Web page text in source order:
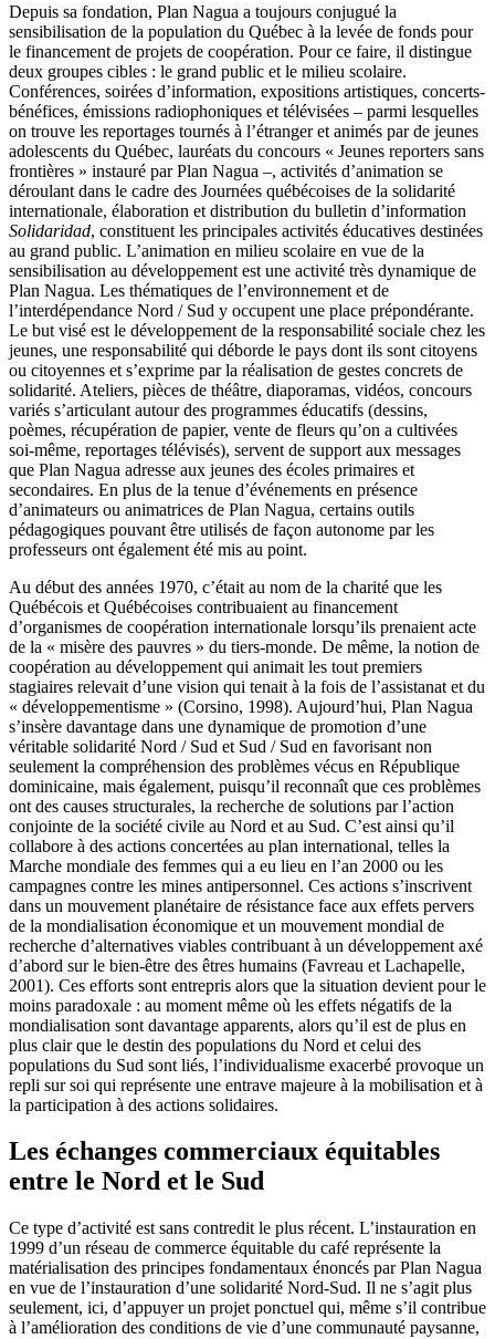
Depuis sa fondation, Plan Nagua a toujours conjugué la
sensibilisation de la population du Québec à la levée de fonds pour
le financement de projets de coopération. Pour ce faire, il distingue
deux groupes cibles : le grand public et le milieu scolaire.
Conférences, soirées d’information, expositions artistiques, concerts-
bénéfices, émissions radiophoniques et télévisées – parmi lesquelles
on trouve les reportages tournés à l’étranger et animés par de jeunes
adolescents du Québec, lauréats du concours « Jeunes reporters sans
frontières » instauré par Plan Nagua –, activités d’animation se
déroulant dans le cadre des Journées québécoises de la solidarité
internationale, élaboration et distribution du bulletin d’information
Solidaridad, constituent les principales activités éducatives destinées
au grand public. L’animation en milieu scolaire en vue de la
sensibilisation au développement est une activité très dynamique de
Plan Nagua. Les thématiques de l’environnement et de
l’interdépendance Nord / Sud y occupent une place prépondérante.
Le but visé est le développement de la responsabilité sociale chez les
jeunes, une responsabilité qui déborde le pays dont ils sont citoyens
ou citoyennes et s’exprime par la réalisation de gestes concrets de
solidarité. Ateliers, pièces de théâtre, diaporamas, vidéos, concours
variés s’articulant autour des programmes éducatifs (dessins,
poèmes, récupération de papier, vente de fleurs qu’on a cultivées
soi-même, reportages télévisés), servent de support aux messages
que Plan Nagua adresse aux jeunes des écoles primaires et
secondaires. En plus de la tenue d’événements en présence
d’animateurs ou animatrices de Plan Nagua, certains outils
pédagogiques pouvant être utilisés de façon autonome par les
professeurs ont également été mis au point.
Au début des années 1970, c’était au nom de la charité que les
Québécois et Québécoises contribuaient au financement
d’organismes de coopération internationale lorsqu’ils prenaient acte
de la « misère des pauvres » du tiers-monde. De même, la notion de
coopération au développement qui animait les tout premiers
stagiaires relevait d’une vision qui tenait à la fois de l’assistanat et du
« développementisme » (Corsino, 1998). Aujourd’hui, Plan Nagua
s’insère davantage dans une dynamique de promotion d’une
véritable solidarité Nord / Sud et Sud / Sud en favorisant non
seulement la compréhension des problèmes vécus en République
dominicaine, mais également, puisqu’il reconnaît que ces problèmes
ont des causes structurales, la recherche de solutions par l’action
conjointe de la société civile au Nord et au Sud. C’est ainsi qu’il
collabore à des actions concertées au plan international, telles la
Marche mondiale des femmes qui a eu lieu en l’an 2000 ou les
campagnes contre les mines antipersonnel. Ces actions s’inscrivent
dans un mouvement planétaire de résistance face aux effets pervers
de la mondialisation économique et un mouvement mondial de
recherche d’alternatives viables contribuant à un développement axé
d’abord sur le bien-être des êtres humains (Favreau et Lachapelle,
2001). Ces efforts sont entrepris alors que la situation devient pour le
moins paradoxale : au moment même où les effets négatifs de la
mondialisation sont davantage apparents, alors qu’il est de plus en
plus clair que le destin des populations du Nord et celui des
populations du Sud sont liés, l’individualisme exacerbé provoque un
repli sur soi qui représente une entrave majeure à la mobilisation et à
la participation à des actions solidaires.
Les échanges commerciaux équitables
entre le Nord et le Sud
Ce type d’activité est sans contredit le plus récent. L’instauration en
1999 d’un réseau de commerce équitable du café représente la
matérialisation des principes fondamentaux énoncés par Plan Nagua
en vue de l’instauration d’une solidarité Nord-Sud. Il ne s’agit plus
seulement, ici, d’appuyer un projet ponctuel qui, même s’il contribue
à l’amélioration des conditions de vie d’une communauté paysanne,